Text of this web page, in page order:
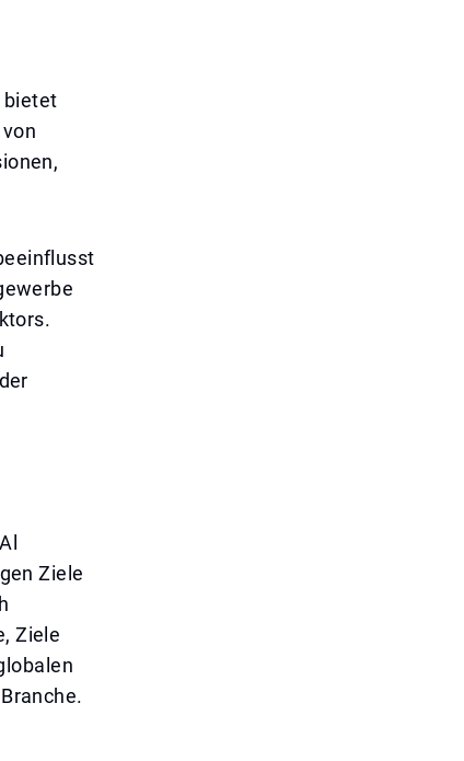
bietet
Ziele
Ziele